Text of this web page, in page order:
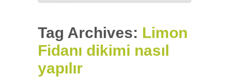
Tag Archives: Limon
Fidanı dikimi nasıl
yapılır